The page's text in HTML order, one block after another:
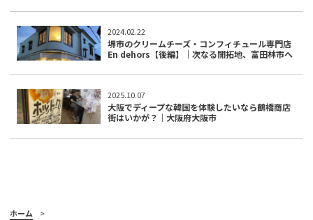
2024.02.22
堺市のクリームチーズ・コンフィチュール専門店
En dehors【後編】｜次なる開拓地、富田林市へ
2025.10.07
大阪でディープな韓国を体験したいなら鶴橋商店
街はいかが？｜大阪府大阪市
ホーム